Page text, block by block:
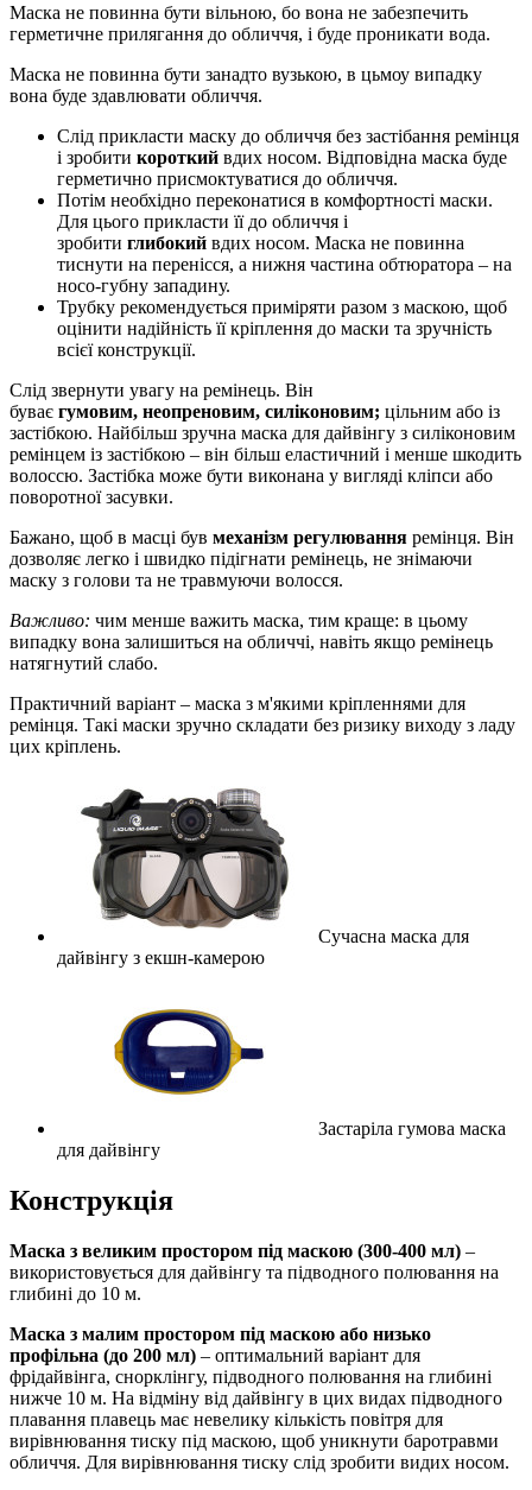
Маска не повинна бути вільною, бо вона не забезпечить
герметичне прилягання до обличчя, і буде проникати вода.
Маска не повинна бути занадто вузькою, в цьмоу випадку
вона буде здавлювати обличчя.
Слід прикласти маску до обличчя без застібання ремінця
і зробити короткий вдих носом. Відповідна маска буде
герметично присмоктуватися до обличчя.
Потім необхідно переконатися в комфортності маски.
Для цього прикласти її до обличчя і
зробити глибокий вдих носом. Маска не повинна
тиснути на перенісся, а нижня частина обтюратора – на
носо-губну западину.
Трубку рекомендується приміряти разом з маскою, щоб
оцінити надійність її кріплення до маски та зручність
всієї конструкції.
Слід звернути увагу на ремінець. Він
буває гумовим, неопреновим, силіконовим; цільним або із
застібкою. Найбільш зручна маска для дайвінгу з силіконовим
ремінцем із застібкою – він більш еластичний і менше шкодить
волоссю. Застібка може бути виконана у вигляді кліпси або
поворотної засувки.
Бажано, щоб в масці був механізм регулювання ремінця. Він
дозволяє легко і швидко підігнати ремінець, не знімаючи
маску з голови та не травмуючи волосся.
Важливо: чим менше важить маска, тим краще: в цьому
випадку вона залишиться на обличчі, навіть якщо ремінець
натягнутий слабо.
Практичний варіант – маска з м'якими кріпленнями для
ремінця. Такі маски зручно складати без ризику виходу з ладу
цих кріплень.
Сучасна маска для
дайвінгу з екшн-камерою
Застаріла гумова маска
для дайвінгу
Конструкція
Маска з великим простором під маскою (300-400 мл) –
використовується для дайвінгу та підводного полювання на
глибині до 10 м.
Маска з малим простором під маскою або низько
профільна (до 200 мл) – оптимальний варіант для
фрідайвінга, снорклінгу, підводного полювання на глибині
нижче 10 м. На відміну від дайвінгу в цих видах підводного
плавання плавець має невелику кількість повітря для
вирівнювання тиску під маскою, щоб уникнути баротравми
обличчя. Для вирівнювання тиску слід зробити видих носом.